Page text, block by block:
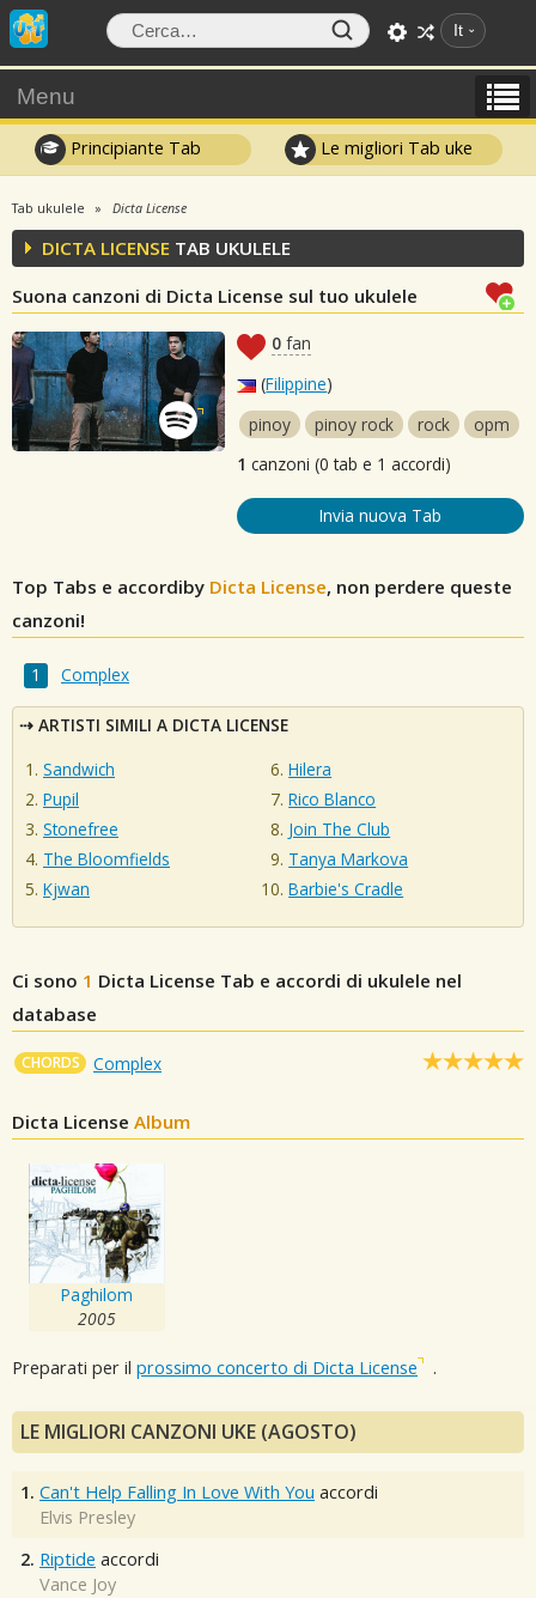
It
Menu
Principiante Tab Le migliori Tab uke
Tab ukulele Dicta License
DICTA LICENSE TAB UKULELE
Suona canzoni di Dicta License sul tuo ukulele
0 fan
(Filippine)
pinoy
pinoy rock rock
opm
1 canzoni (0 tab e 1 accordi)
Invia nuova Tab
Top Tabs e accordiby Dicta License, non perdere queste
canzoni!
Complex
ARTISTI SIMILI A DICTA LICENSE
Sandwich
Pupil
Stonefree
The Bloomfields
Kjwan
Hilera
Rico Blanco
Join The Club
Tanya Markova
Barbie's Cradle
Ci sono 1 Dicta License Tab e accordi di ukulele nel
database
CHORDS Complex
Dicta License Album
Paghilom
2005
Preparati per il prossimo concerto di Dicta License .
LE MIGLIORI CANZONI UKE (AGOSTO)
1. Can't Help Falling In Love With You accordi
Elvis Presley
2. Riptide accordi
Vance Joy